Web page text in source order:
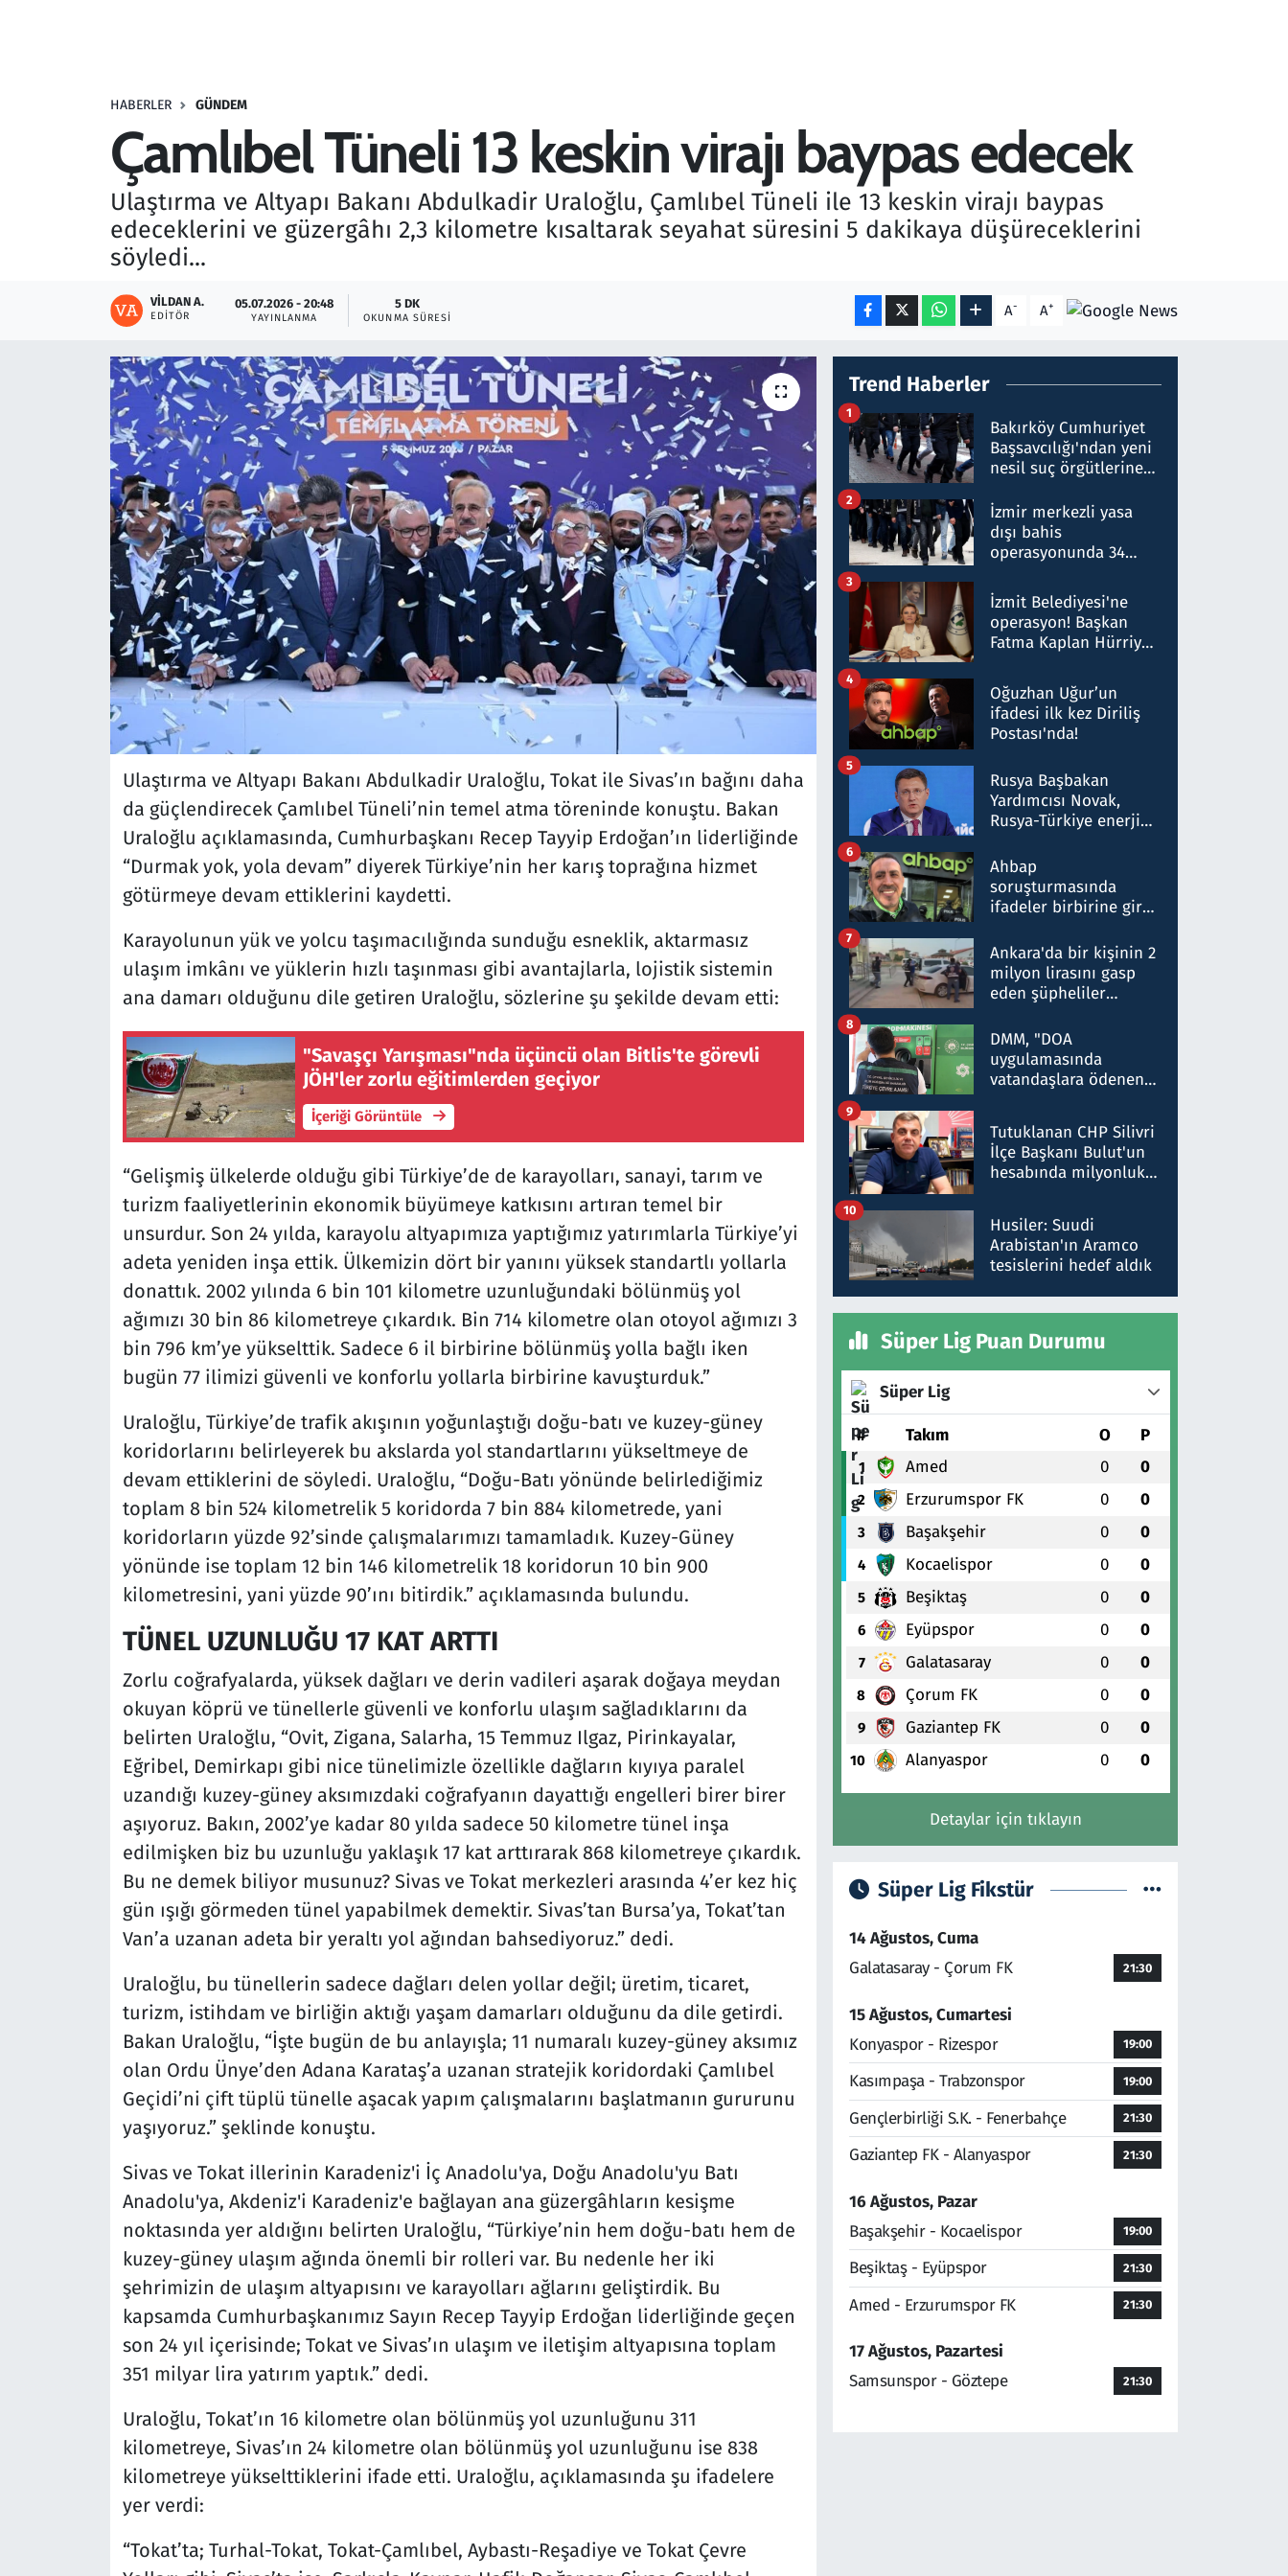
HABERLER GÜNDEM
Çamlıbel Tüneli 13 keskin virajı baypas edecek
Ulaştırma ve Altyapı Bakanı Abdulkadir Uraloğlu, Çamlıbel Tüneli ile 13 keskin virajı baypas
edeceklerini ve güzergâhı 2,3 kilometre kısaltarak seyahat süresini 5 dakikaya düşüreceklerini
söyledi...
VILDAN A.
EDITÖR
05.07.2026 - 20:48
YAYINLANMA
5 DK
OKUNMA SÜRESI A- A+
Ulaştırma ve Altyapı Bakanı Abdulkadir Uraloğlu, Tokat ile Sivas’ın bağını daha
da güçlendirecek Çamlıbel Tüneli’nin temel atma töreninde konuştu. Bakan
Uraloğlu açıklamasında, Cumhurbaşkanı Recep Tayyip Erdoğan’ın liderliğinde
“Durmak yok, yola devam” diyerek Türkiye’nin her karış toprağına hizmet
götürmeye devam ettiklerini kaydetti.
Karayolunun yük ve yolcu taşımacılığında sunduğu esneklik, aktarmasız
ulaşım imkânı ve yüklerin hızlı taşınması gibi avantajlarla, lojistik sistemin
ana damarı olduğunu dile getiren Uraloğlu, sözlerine şu şekilde devam etti:
"Savaşçı Yarışması"nda üçüncü olan Bitlis'te görevli
JÖH'ler zorlu eğitimlerden geçiyor
İçeriği Görüntüle
“Gelişmiş ülkelerde olduğu gibi Türkiye’de de karayolları, sanayi, tarım ve
turizm faaliyetlerinin ekonomik büyümeye katkısını artıran temel bir
unsurdur. Son 24 yılda, karayolu altyapımıza yaptığımız yatırımlarla Türkiye’yi
adeta yeniden inşa ettik. Ülkemizin dört bir yanını yüksek standartlı yollarla
donattık. 2002 yılında 6 bin 101 kilometre uzunluğundaki bölünmüş yol
ağımızı 30 bin 86 kilometreye çıkardık. Bin 714 kilometre olan otoyol ağımızı 3
bin 796 km’ye yükselttik. Sadece 6 il birbirine bölünmüş yolla bağlı iken
bugün 77 ilimizi güvenli ve konforlu yollarla birbirine kavuşturduk.”
Uraloğlu, Türkiye’de trafik akışının yoğunlaştığı doğu-batı ve kuzey-güney
koridorlarını belirleyerek bu akslarda yol standartlarını yükseltmeye de
devam ettiklerini de söyledi. Uraloğlu, “Doğu-Batı yönünde belirlediğimiz
toplam 8 bin 524 kilometrelik 5 koridorda 7 bin 884 kilometrede, yani
koridorların yüzde 92’sinde çalışmalarımızı tamamladık. Kuzey-Güney
yönünde ise toplam 12 bin 146 kilometrelik 18 koridorun 10 bin 900
kilometresini, yani yüzde 90’ını bitirdik.” açıklamasında bulundu.
TÜNEL UZUNLUĞU 17 KAT ARTTI
Zorlu coğrafyalarda, yüksek dağları ve derin vadileri aşarak doğaya meydan
okuyan köprü ve tünellerle güvenli ve konforlu ulaşım sağladıklarını da
belirten Uraloğlu, “Ovit, Zigana, Salarha, 15 Temmuz Ilgaz, Pirinkayalar,
Eğribel, Demirkapı gibi nice tünelimizle özellikle dağların kıyıya paralel
uzandığı kuzey-güney aksımızdaki coğrafyanın dayattığı engelleri birer birer
aşıyoruz. Bakın, 2002’ye kadar 80 yılda sadece 50 kilometre tünel inşa
edilmişken biz bu uzunluğu yaklaşık 17 kat arttırarak 868 kilometreye çıkardık.
Bu ne demek biliyor musunuz? Sivas ve Tokat merkezleri arasında 4’er kez hiç
gün ışığı görmeden tünel yapabilmek demektir. Sivas’tan Bursa’ya, Tokat’tan
Van’a uzanan adeta bir yeraltı yol ağından bahsediyoruz.” dedi.
Uraloğlu, bu tünellerin sadece dağları delen yollar değil; üretim, ticaret,
turizm, istihdam ve birliğin aktığı yaşam damarları olduğunu da dile getirdi.
Bakan Uraloğlu, “İşte bugün de bu anlayışla; 11 numaralı kuzey-güney aksımız
olan Ordu Ünye’den Adana Karataş’a uzanan stratejik koridordaki Çamlıbel
Geçidi’ni çift tüplü tünelle aşacak yapım çalışmalarını başlatmanın gururunu
yaşıyoruz.” şeklinde konuştu.
Sivas ve Tokat illerinin Karadeniz'i İç Anadolu'ya, Doğu Anadolu'yu Batı
Anadolu'ya, Akdeniz'i Karadeniz'e bağlayan ana güzergâhların kesişme
noktasında yer aldığını belirten Uraloğlu, “Türkiye’nin hem doğu-batı hem de
kuzey-güney ulaşım ağında önemli bir rolleri var. Bu nedenle her iki
şehrimizin de ulaşım altyapısını ve karayolları ağlarını geliştirdik. Bu
kapsamda Cumhurbaşkanımız Sayın Recep Tayyip Erdoğan liderliğinde geçen
son 24 yıl içerisinde; Tokat ve Sivas’ın ulaşım ve iletişim altyapısına toplam
351 milyar lira yatırım yaptık.” dedi.
Uraloğlu, Tokat’ın 16 kilometre olan bölünmüş yol uzunluğunu 311
kilometreye, Sivas’ın 24 kilometre olan bölünmüş yol uzunluğunu ise 838
kilometreye yükselttiklerini ifade etti. Uraloğlu, açıklamasında şu ifadelere
yer verdi:
“Tokat’ta; Turhal-Tokat, Tokat-Çamlıbel, Aybastı-Reşadiye ve Tokat Çevre
Trend Haberler
Bakırköy Cumhuriyet
Başsavcılığı'ndan yeni
nesil suç örgütlerine
hakkında gözaltı kararı
1
İzmir merkezli yasa
dışı bahis
operasyonunda 34
Milyar liralık para
trafiği tespit edildi
2
İzmit Belediyesi'ne
operasyon! Başkan
Fatma Kaplan Hürriyet
3
Oğuzhan Uğur’un
ifadesi ilk kez Diriliş
Postası'nda!
4
Rusya Başbakan
Yardımcısı Novak,
Rusya-Türkiye enerji
nitelikte olduğunu
belirtti
5
Ahbap
soruşturmasında
ifadeler birbirine girdi:
ifadelerinden ortaya
çıkan tablo şok etti
6
Ankara'da bir kişinin 2
milyon lirasını gasp
eden şüpheliler
7
DMM, "DOA
uygulamasında
vatandaşlara ödenen
düşürüldüğü" iddiasını
yalanladı
8
Tutuklanan CHP Silivri
İlçe Başkanı Bulut'un
hesabında milyonluk
talimat verdi, ben
gönderdim
9
Husiler: Suudi
Arabistan'ın Aramco
tesislerini hedef aldık
10
Süper Lig Puan Durumu
Süper Lig
# Takım O P
1 Amed 0 0
2 Erzurumspor FK 0 0
3 Başakşehir 0 0
4 Kocaelispor 0 0
5 Beşiktaş 0 0
6 Eyüpspor 0 0
7 Galatasaray 0 0
8 Çorum FK 0 0
9 Gaziantep FK 0 0
10 Alanyaspor 0 0
Detaylar için tıklayın
Süper Lig Fikstür
14 Ağustos, Cuma
Galatasaray - Çorum FK
21:30
15 Ağustos, Cumartesi
Konyaspor - Rizespor
19:00
Kasımpaşa - Trabzonspor 19:00
Gençlerbirliği S.K. - Fenerbahçe 21:30
Gaziantep FK - Alanyaspor 21:30
16 Ağustos, Pazar
Başakşehir - Kocaelispor
19:00
Beşiktaş - Eyüpspor 21:30
Amed - Erzurumspor FK 21:30
17 Ağustos, Pazartesi
Samsunspor - Göztepe
21:30
Savunma Sanayi
Seçim 2023
Televizyon